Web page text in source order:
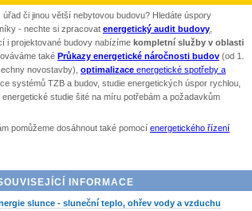
či jinou větší nebytovou budovu? Hledáte úspory
- nechte si zpracovat energetický audit budovy
i projektované budovy nabízíme kompletní služby v oblasti
také Průkazy energetické náročnosti budov (od 1.
novostavby), optimalizace energetické spotřeby a
systémů TZB a budov, studie energetických úspor rychlou,
energetické studie šité na míru potřebám a požadavkům
pomůžeme dosáhnout také pomocí energetického řízení
INFORMACE
slunce - sluneční teplo, ohřev vody a vzduchu